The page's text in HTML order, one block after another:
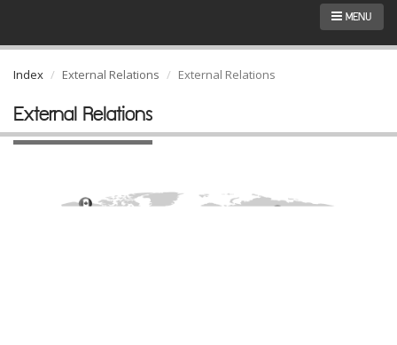
MENU
Index External Relations External Relations
External Relations